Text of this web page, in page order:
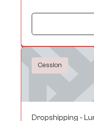
Cession
Dropshipping -